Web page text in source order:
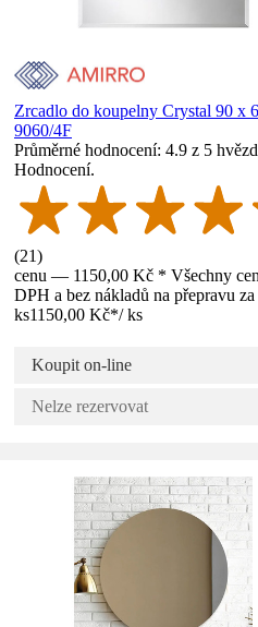
Zrcadlo do koupelny Crystal 90 x
9060/4F
Průměrné hodnocení: 4.9 z 5
Hodnocení.
(21)
cenu — 1150,00 Kč * Všechny
DPH a bez nákladů na přepravu za
ks1150,00 Kč*/ ks
Koupit on-line
Nelze rezervovat